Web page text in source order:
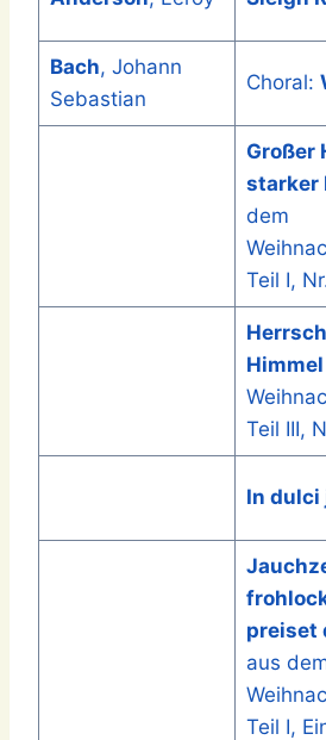
Bach, Johann
Sebastian
Choral:
Großer
starker
dem
Teil I,
Himmel
Teil III,
In dulci
preiset
aus
Teil I,